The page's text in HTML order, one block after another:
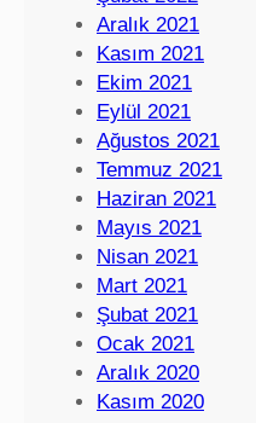
Aralık 2021
Kasım 2021
Ekim 2021
Eylül 2021
Ağustos 2021
Temmuz 2021
Haziran 2021
Mayıs 2021
Nisan 2021
Mart 2021
Şubat 2021
Ocak 2021
Aralık 2020
Kasım 2020